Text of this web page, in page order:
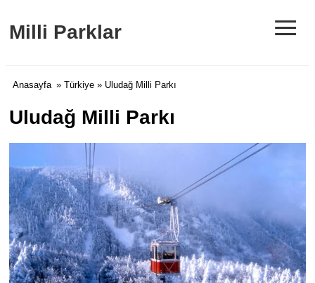
Milli Parklar ≡
Anasayfa » Türkiye » Uludağ Milli Parkı
Uludağ Milli Parkı